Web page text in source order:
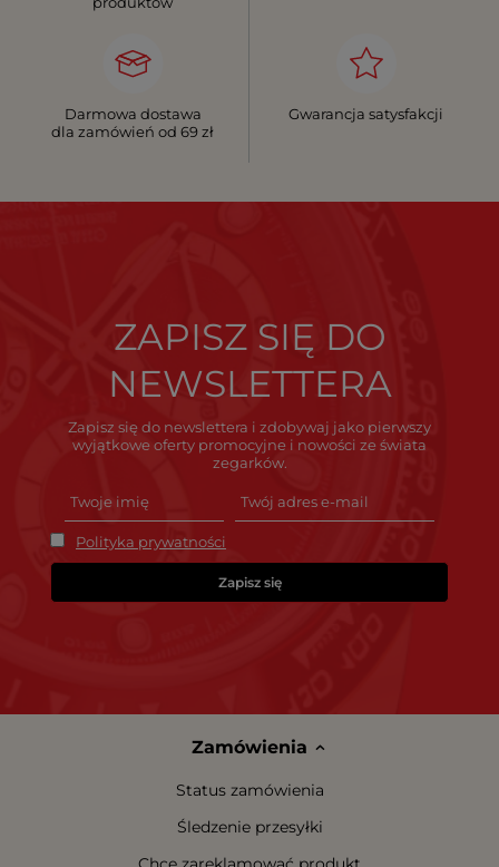
Darmowa dostawa
dla zamówień od 69 zł
Gwarancja satysfakcji
ZAPISZ SIĘ DO
NEWSLETTERA
Zapisz się do newslettera i zdobywaj jako pierwszy
wyjątkowe oferty promocyjne i nowości ze świata
zegarków.
Polityka prywatności
Zapisz się
Zamówienia
Status zamówienia
Śledzenie przesyłki